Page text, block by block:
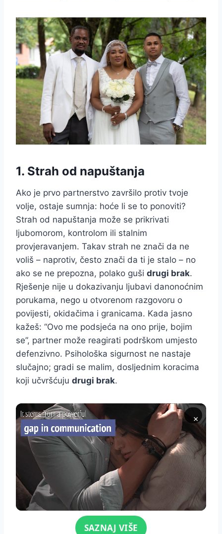
1. Strah od napuštanja
Ako je prvo partnerstvo završilo protiv tvoje
volje, ostaje sumnja: hoće li se to ponoviti?
Strah od napuštanja može se prikrivati
ljubomorom, kontrolom ili stalnim
provjeravanjem. Takav strah ne znači da ne
voliš – naprotiv, često znači da ti je stalo – no
ako se ne prepozna, polako guši drugi brak.
Rješenje nije u dokazivanju ljubavi danonoćnim
porukama, nego u otvorenom razgovoru o
povijesti, okidačima i granicama. Kada jasno
kažeš: “Ovo me podsjeća na ono prije, bojim
se”, partner može reagirati podrškom umjesto
defenzivno. Psihološka sigurnost ne nastaje
slučajno; gradi se malim, dosljednim koracima
koji učvršćuju drugi brak.
×
Click for soundSAZNAJ VIŠE